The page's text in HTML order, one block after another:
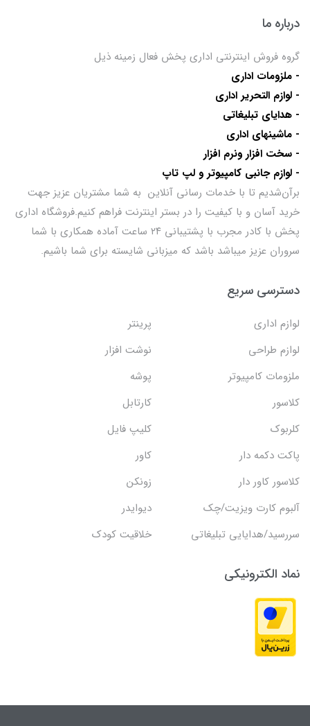
درباره ما
گروه فروش اینترنتی اداری پخش فعال زمینه ذیل
- ملزومات اداری
- لوازم التحریر اداری
- هدایای تبلیغاتی
- ماشینهای اداری
- سخت افزار ونرم افزار
- لوازم جانبی کامپیوتر و لپ تاپ
برآن‌شدیم تا با خدمات رسانی آنلاین به شما مشتریان عزیز جهت
خرید آسان و با کیفیت را در بستر اینترنت فراهم کنیم.فروشگاه اداری
پخش با کادر مجرب با پشتیبانی ۲۴ ساعت آماده همکاری با شما
سروران عزیز میباشد باشد که میزبانی شایسته برای شما باشیم.
دسترسی سریع
لوازم اداری
پرینتر
لوازم طراحی
نوشت افزار
ملزومات کامپیوتر
پوشه
کلاسور
کارتابل
کلربوک
کلیپ فایل
پاکت دکمه دار
کاور
کلاسور کاور دار
زونکن
آلبوم کارت ویزیت/چک
دیوایدر
سررسید/هدایایی تبلیغاتی
خلاقیت کودک
نماد الکترونیکی